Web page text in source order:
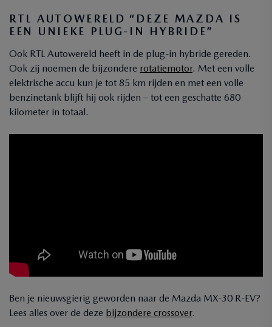
RTL AUTOWERELD “DEZE MAZDA IS
EEN UNIEKE PLUG-IN HYBRIDE”
Ook RTL Autowereld heeft in de plug-in hybride gereden.
Ook zij noemen de bijzondere rotatiemotor. Met een volle
elektrische accu kun je tot 85 km rijden en met een volle
benzinetank blijft hij ook rijden – tot een geschatte 680
kilometer in totaal.
Ben je nieuwsgierig geworden naar de Mazda MX-30 R-EV?
Lees alles over de deze bijzondere crossover.